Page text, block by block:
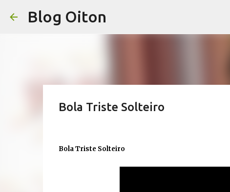
Blog Oiton
Bola Triste Solteiro
Bola Triste Solteiro